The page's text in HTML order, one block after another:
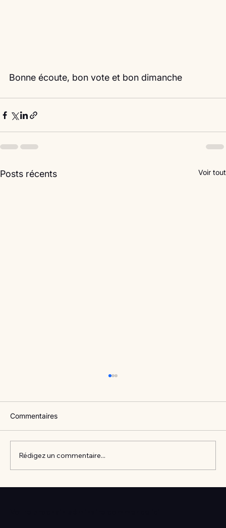
Bonne écoute, bon vote et bon dimanche
Posts récents Voir tout
Commentaires
Rédigez un commentaire...